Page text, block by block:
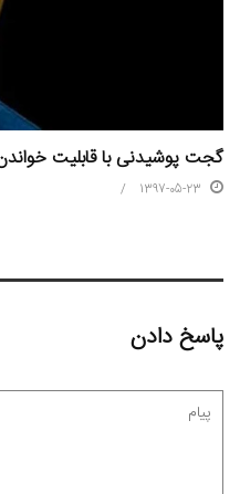
گجت پوشیدنی با قابلیت
1397-05-23
پاسخ دادن